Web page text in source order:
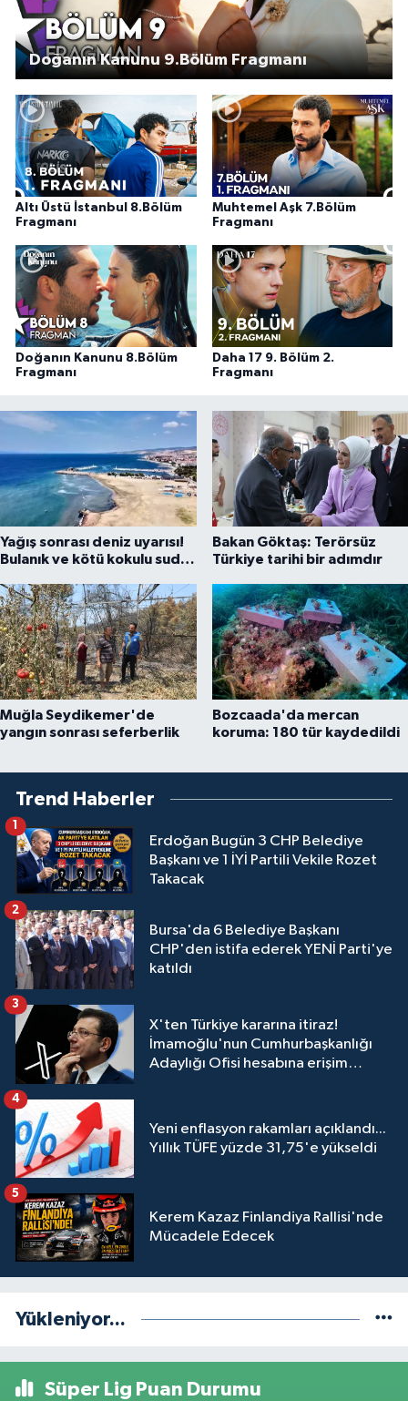
Doğanın Kanunu 9.Bölüm Fragmanı
Altı Üstü İstanbul 8.Bölüm
Fragmanı
Muhtemel Aşk 7.Bölüm
Fragmanı
Doğanın Kanunu 8.Bölüm
Fragmanı
Daha 17 9. Bölüm 2.
Fragmanı
Yağış sonrası deniz uyarısı!
Bulanık ve kötü kokulu suda
Bakan Göktaş: Terörsüz
Türkiye tarihi bir adımdır
Muğla Seydikemer'de
yangın sonrası seferberlik
Bozcaada'da mercan
koruma: 180 tür kaydedildi
Trend Haberler
Erdoğan Bugün 3 CHP Belediye
Başkanı ve 1 İYİ Partili Vekile Rozet
Takacak
1
Bursa'da 6 Belediye Başkanı
CHP'den istifa ederek YENİ Parti'ye
katıldı
2
X'ten Türkiye kararına itiraz!
İmamoğlu'nun Cumhurbaşkanlığı
Adaylığı Ofisi hesabına erişim
3
Yeni enflasyon rakamları açıklandı...
Yıllık TÜFE yüzde 31,75'e yükseldi
4
Kerem Kazaz Finlandiya Rallisi'nde
Mücadele Edecek
5
Yükleniyor...
Süper Lig Puan Durumu